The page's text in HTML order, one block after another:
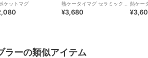
・せん本体・飲み口：ポリプロ
レン
商品のお取り扱い方法
ケットマグ
熱ケータイマグ セラミック加
工 JPB-500
¥3,680
熱ケー
ラーの類似アイテム